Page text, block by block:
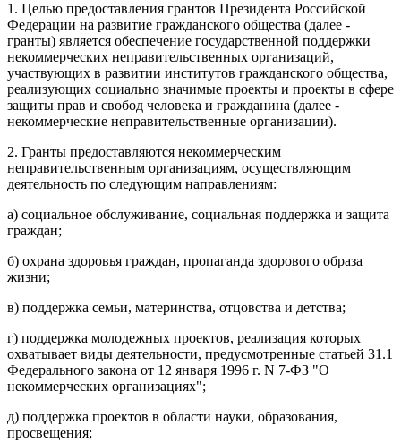
1. Целью предоставления грантов Президента Российской
Федерации на развитие гражданского общества (далее -
гранты) является обеспечение государственной поддержки
некоммерческих неправительственных организаций,
участвующих в развитии институтов гражданского общества,
реализующих социально значимые проекты и проекты в сфере
защиты прав и свобод человека и гражданина (далее -
некоммерческие неправительственные организации).
2. Гранты предоставляются некоммерческим
неправительственным организациям, осуществляющим
деятельность по следующим направлениям:
а) социальное обслуживание, социальная поддержка и защита
граждан;
б) охрана здоровья граждан, пропаганда здорового образа
жизни;
в) поддержка семьи, материнства, отцовства и детства;
г) поддержка молодежных проектов, реализация которых
охватывает виды деятельности, предусмотренные статьей 31.1
Федерального закона от 12 января 1996 г. N 7-ФЗ "О
некоммерческих организациях";
д) поддержка проектов в области науки, образования,
просвещения;